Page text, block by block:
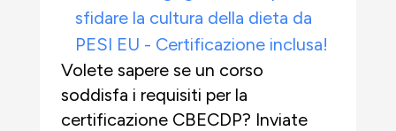
sfidare la cultura della dieta da
PESI EU - Certificazione inclusa!
Volete sapere se un corso
soddisfa i requisiti per la
certificazione CBECDP? Inviate